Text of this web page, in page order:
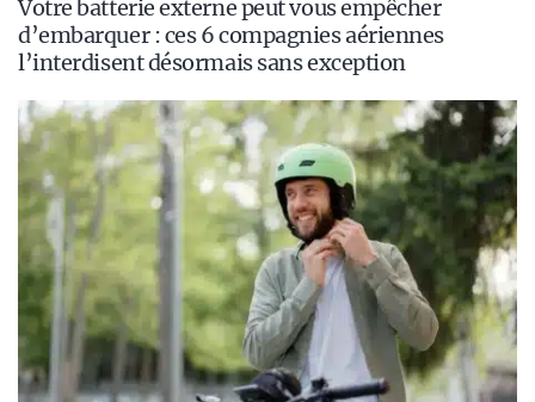
Votre batterie externe peut vous empêcher
d’embarquer : ces 6 compagnies aériennes
l’interdisent désormais sans exception